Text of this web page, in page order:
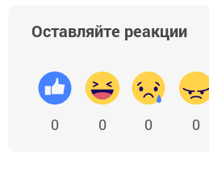
Оставляйте реакции
0 0 0 0